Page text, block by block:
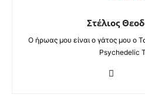
Στέλιος
Ο ήρωας μου είναι ο γάτος μου ο
Psychedelic